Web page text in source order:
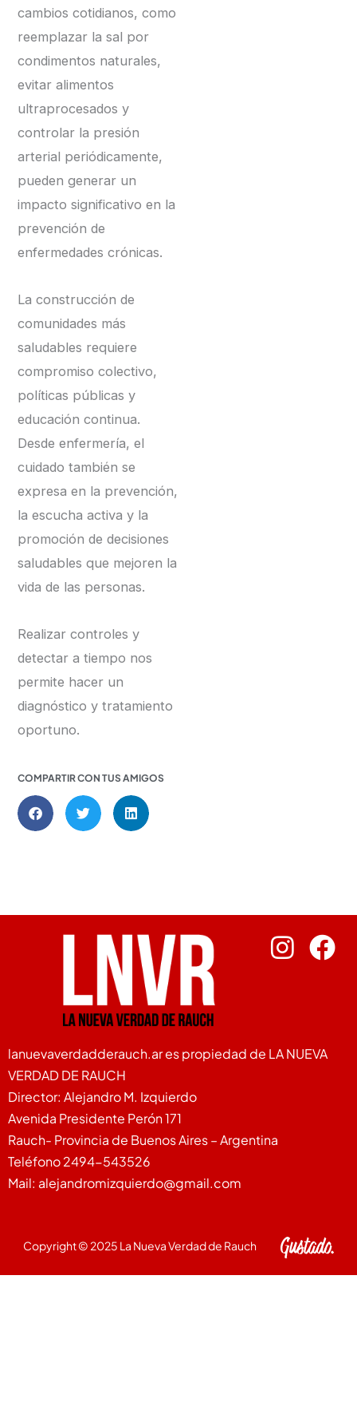
cambios cotidianos, como
reemplazar la sal por
condimentos naturales,
evitar alimentos
ultraprocesados y
controlar la presión
arterial periódicamente,
pueden generar un
impacto significativo en la
prevención de
enfermedades crónicas.
La construcción de
comunidades más
saludables requiere
compromiso colectivo,
políticas públicas y
educación continua.
Desde enfermería, el
cuidado también se
expresa en la prevención,
la escucha activa y la
promoción de decisiones
saludables que mejoren la
vida de las personas.
Realizar controles y
detectar a tiempo nos
permite hacer un
diagnóstico y tratamiento
oportuno.
COMPARTIR CON TUS AMIGOS
lanuevaverdadderauch.ar es propiedad de LA NUEVA
VERDAD DE RAUCH
Director: Alejandro M. Izquierdo
Avenida Presidente Perón 171
Rauch- Provincia de Buenos Aires – Argentina
Teléfono 2494-543526
Mail: alejandromizquierdo@gmail.com
Copyright © 2025 La Nueva Verdad de Rauch